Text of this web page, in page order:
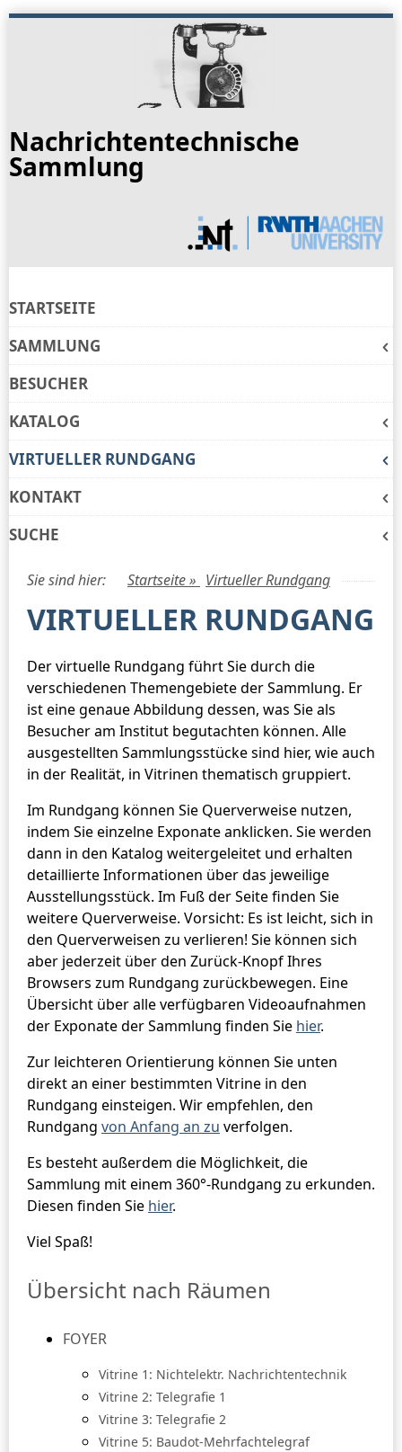
content
Nachrichtentechnische
Sammlung
STARTSEITE
SAMMLUNG
BESUCHER
KATALOG
VIRTUELLER RUNDGANG
KONTAKT
SUCHE
Sie sind hier: Startseite » Virtueller Rundgang
VIRTUELLER RUNDGANG
Der virtuelle Rundgang führt Sie durch die
verschiedenen Themengebiete der Sammlung. Er
ist eine genaue Abbildung dessen, was Sie als
Besucher am Institut begutachten können. Alle
ausgestellten Sammlungsstücke sind hier, wie auch
in der Realität, in Vitrinen thematisch gruppiert.
Im Rundgang können Sie Querverweise nutzen,
indem Sie einzelne Exponate anklicken. Sie werden
dann in den Katalog weitergeleitet und erhalten
detaillierte Informationen über das jeweilige
Ausstellungsstück. Im Fuß der Seite finden Sie
weitere Querverweise. Vorsicht: Es ist leicht, sich in
den Querverweisen zu verlieren! Sie können sich
aber jederzeit über den Zurück-Knopf Ihres
Browsers zum Rundgang zurückbewegen. Eine
Übersicht über alle verfügbaren Videoaufnahmen
der Exponate der Sammlung finden Sie hier.
Zur leichteren Orientierung können Sie unten
direkt an einer bestimmten Vitrine in den
Rundgang einsteigen. Wir empfehlen, den
Rundgang von Anfang an zu verfolgen.
Es besteht außerdem die Möglichkeit, die
Sammlung mit einem 360°-Rundgang zu erkunden.
Diesen finden Sie hier.
Viel Spaß!
Übersicht nach Räumen
FOYER
Vitrine 1: Nichtelektr. Nachrichtentechnik
Vitrine 2: Telegrafie 1
Vitrine 3: Telegrafie 2
Vitrine 5: Baudot-Mehrfachtelegraf